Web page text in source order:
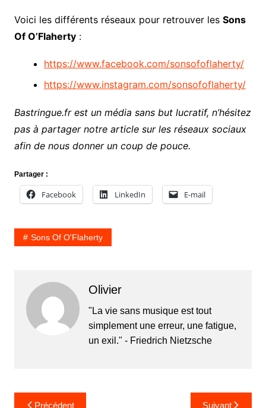
Voici les différents réseaux pour retrouver les Sons
Of O’Flaherty:
https://www.facebook.com/sonsofoflaherty/
https://www.instagram.com/sonsofoflaherty/
Bastringue.fr est un média sans but lucratif, n’hésitez
pas à partager notre article sur les réseaux sociaux
afin de nous donner un coup de pouce.
Partager :
Facebook LinkedIn E-mail
Sons Of O'Flaherty
Olivier
"La vie sans musique est tout
simplement une erreur, une fatigue,
un exil." - Friedrich Nietzsche
Navigation
Précédent Suivant